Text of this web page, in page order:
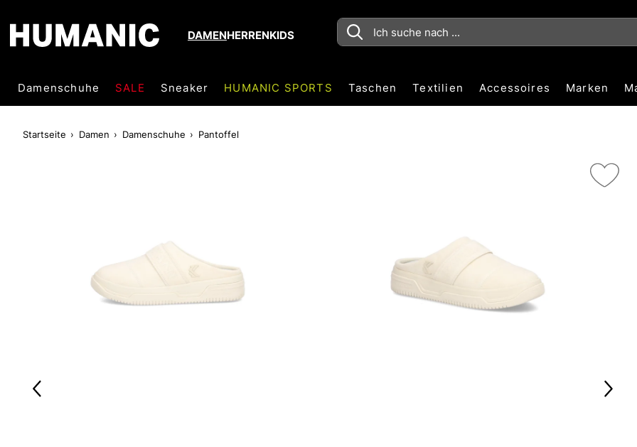
DAMENHERRENKIDS
Damenschuhe SALE Sneaker HUMANIC SPORTS Taschen Textilien Accessoires Marken
Startseite Damen Damenschuhe Pantoffel